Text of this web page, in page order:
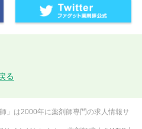
る
」は2000年に薬剤師専門の求人情報サ